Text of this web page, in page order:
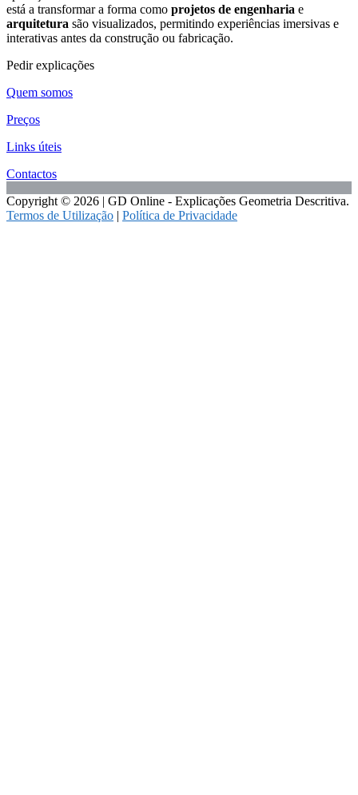
está a transformar a forma como projetos de engenharia e
arquitetura são visualizados, permitindo experiências imersivas e
interativas antes da construção ou fabricação.
Pedir explicações
Quem somos
Preços
Links úteis
Contactos
Copyright © 2026 | GD Online - Explicações Geometria Descritiva.
Termos de Utilização | Política de Privacidade